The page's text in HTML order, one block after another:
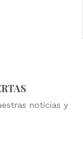
noticias y